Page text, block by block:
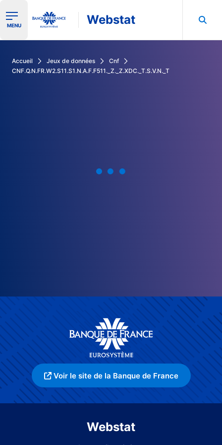
Ouvrir le menu de navigation
MENU Webstat
Accueil Jeux de données
Cnf
CNF.Q.N.FR.W2.S11.S1.N.A.F.F511._Z._Z.XDC._T.S.V.N._T
Voir le site de la Banque de France
Webstat